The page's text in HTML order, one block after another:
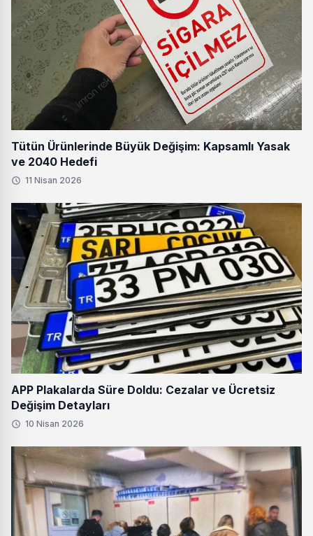
Tütün Ürünlerinde Büyük Değişim: Kapsamlı Yasak
ve 2040 Hedefi
11 Nisan 2026
APP Plakalarda Süre Doldu: Cezalar ve Ücretsiz
Değişim Detayları
10 Nisan 2026